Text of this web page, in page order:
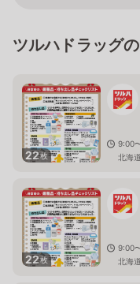
ツルハドラッグ
22枚
9:00
北海
22枚
9:00
北海